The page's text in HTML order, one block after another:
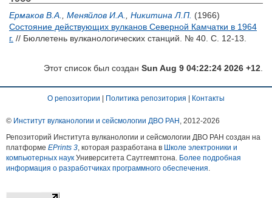
Ермаков В.А. Меняйлов И.А. Никитина Л.П. (1966)
Состояние действующих вулканов Северной Камчатки в 1964
г. // Бюллетень вулканологических станций. № 40. С. 12-13.
Этот список был создан Sun Aug 9 04:22:24 2026 +12
О репозитории Политика репозитория Контакты
© Институт вулканологии и сейсмологии ДВО РАН , 2012-2026
Репозиторий Института вулканологии и сейсмологии ДВО РАН создан на
платформе EPrints 3, которая разработана в Школе электроники и
компьютерных наук Университета Саутгемптона. Более подробная
информация о разработчиках программного обеспечения.